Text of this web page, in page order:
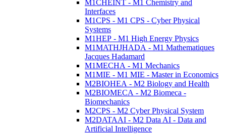
M1CHEINT - M1 Chemistry and
Interfaces
M1CPS - M1 CPS - Cyber Physical
Systems
M1HEP - M1 High Energy Physics
M1MATHJHADA - M1 Mathematiques
Jacques Hadamard
M1MECHA - M1 Mechanics
M1MIE - M1 MIE - Master in Economics
M2BIOHEA - M2 Biology and Health
M2BIOMECA - M2 Biomeca -
Biomechanics
M2CPS - M2 Cyber Physical System
M2DATAAI - M2 Data AI - Data and
Artificial Intelligence